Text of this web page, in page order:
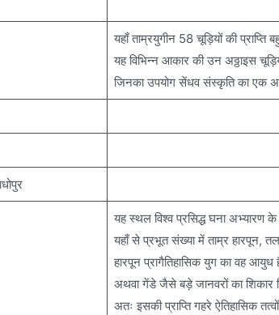
यहाँ ताम्रयुगीन 58 चूड़ियों की प्राप्ति
यह विभिन्न आकार की उन अठ्ठाइस
जिनका उपयोग सेंधव संस्कृति का एक
यह स्थल विश्व प्रसिद्ध घना अभ्यारण के
यहाँ से प्रभूत संख्या में ताम्र हारपून,
हारपून प्रागैतिहासिक युग का वह
अथवा गेंडे जैसे बड़े जानवरों का शिकार
अतः इसकी प्राप्ति गहरे ऐतिहासिक